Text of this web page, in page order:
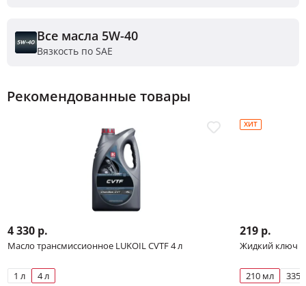
Все масла 5W-40
Вязкость по SAE
Рекомендованные товары
4 330 р.
Масло трансмиссионное LUKOIL CVTF 4 л
1 л 4 л
ХИТ
219 р.
Жидкий ключ
210 мл 335